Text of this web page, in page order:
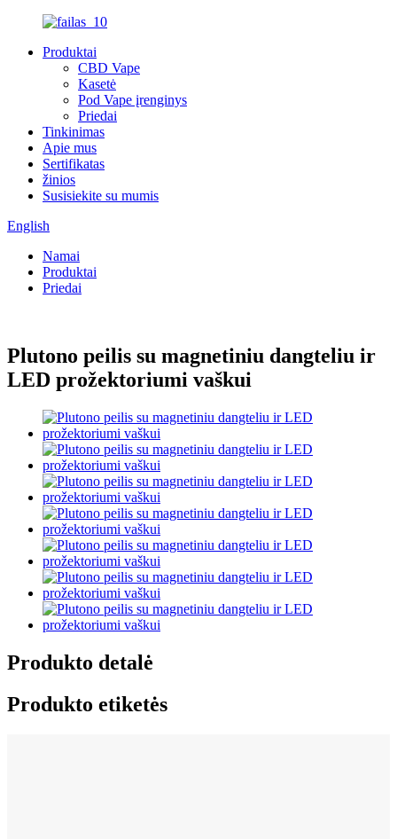
Produktai
CBD Vape
Kasetė
Pod Vape įrenginys
Priedai
Tinkinimas
Apie mus
Sertifikatas
žinios
Susisiekite su mumis
English
Namai
Produktai
Priedai
Plutono peilis su magnetiniu dangteliu ir
LED prožektoriumi vaškui
Produkto detalė
Produkto etiketės